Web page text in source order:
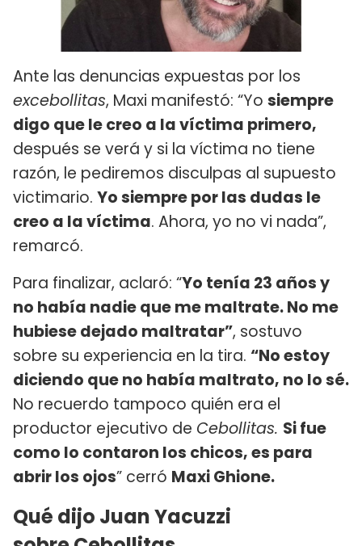
Ante las denuncias expuestas por los
excebollitas, Maxi manifestó: “Yo siempre
digo que le creo a la víctima primero,
después se verá y si la víctima no tiene
razón, le pediremos disculpas al supuesto
victimario. Yo siempre por las dudas le
creo a la víctima. Ahora, yo no vi nada”,
remarcó.
Para finalizar, aclaró: “Yo tenía 23 años y
no había nadie que me maltrate. No me
hubiese dejado maltratar”, sostuvo
sobre su experiencia en la tira. “No estoy
diciendo que no había maltrato, no lo sé.
No recuerdo tampoco quién era el
productor ejecutivo de Cebollitas. Si fue
como lo contaron los chicos, es para
abrir los ojos” cerró Maxi Ghione.
Qué dijo Juan Yacuzzi